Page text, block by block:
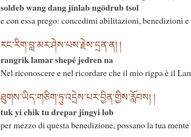
soldeb wang dang jinlab ngödrub tsol
e con essa prego: concedimi abilitazioni, benedizioni
རང་རིག་བླ་མར་ཤེས་པས་རྗེས་དྲན་ན། །
rangrik lamar shepé jedren na
Nel riconoscere e nel ricordare che il mio rigpa è il
ཐུགས་ཡིད་གཅིག་ཏུ་འདྲེས་པར་བྱིན་གྱིས་རློབས། །
tuk yi chik tu drepar jingyi lob
per mezzo di questa benedizione, possano la tua